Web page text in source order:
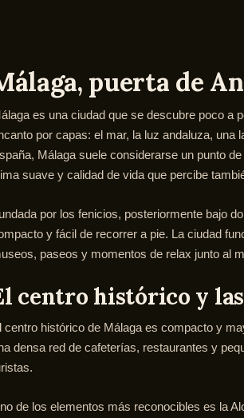
puerta de
es una ciudad que se descubre poco a
por capas: el mar, la luz andaluza,
Málaga suele considerarse un punto
suave y calidad de vida que percibe
por los fenicios, posteriormente bajo
y fácil de recorrer a pie. La ciudad
paseos y momentos de relax junto al
centro histórico y las
centro histórico de Málaga es compacto y
densa red de cafeterías, restaurantes y
de los elementos más reconocibles es la